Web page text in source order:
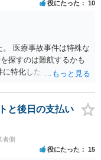
役にたった 10
医療事故事件は特殊な
探すのは難航するかも
に特化した弁護士でなく
は過失自体には争いが
ます。 損害額に立証に
ばよいので、対応でき
ては、ご自身で対応さ
社は容易に増額に応じ
準での和解は難しい）
と後日の支払い
者側
役にたった 15